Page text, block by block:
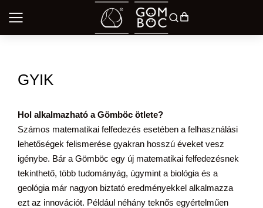
GYIK
Hol alkalmazható a Gömböc ötlete?
Számos matematikai felfedezés esetében a felhasználási
lehetőségek felismerése gyakran hosszú éveket vesz
igénybe. Bár a Gömböc egy új matematikai felfedezésnek
tekinthető, több tudományág, úgymint a biológia és a
geológia már nagyon biztató eredményekkel alkalmazza
ezt az innovációt. Például néhány teknős egyértelműen